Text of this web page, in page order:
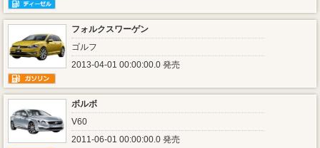
フォルクスワーゲン
ゴルフ
2013-04-01 00:00:00.0 発売
ボルボ
V60
2011-06-01 00:00:00.0 発売